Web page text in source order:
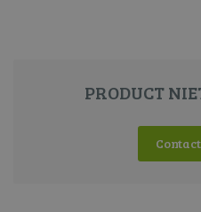
PRODUCT